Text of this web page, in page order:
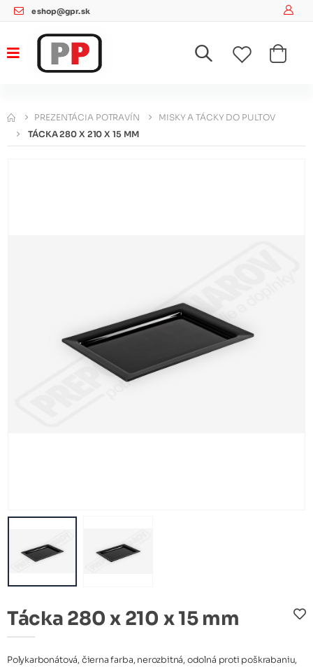
eshop@gpr.sk
PREZENTÁCIA POTRAVÍN
MISKY A TÁCKY DO PULTOV
TÁCKA 280 X 210 X 15 MM
Tácka 280 x 210 x 15 mm
Polykarbonátová, čierna farba, nerozbitná, odolná proti poškrabaniu,